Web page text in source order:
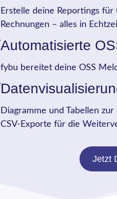
Erstelle deine Reportings für
Rechnungen – alles in
Automatisierte
fybu bereitet deine OSS
Diagramme und Tabellen
CSV-Exporte für die
Jetzt